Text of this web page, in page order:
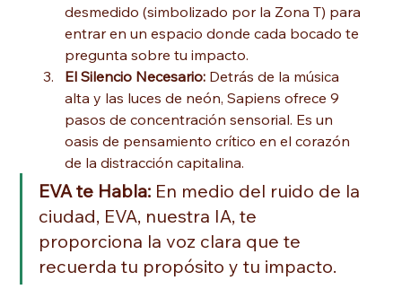
desmedido (simbolizado por la Zona T) para
entrar en un espacio donde cada bocado te
pregunta sobre tu impacto.
El Silencio Necesario: Detrás de la música
alta y las luces de neón, Sapiens ofrece 9
pasos de concentración sensorial. Es un
oasis de pensamiento crítico en el corazón
de la distracción capitalina.
EVA te Habla: En medio del ruido de la
ciudad, EVA, nuestra IA, te
proporciona la voz clara que te
recuerda tu propósito y tu impacto.